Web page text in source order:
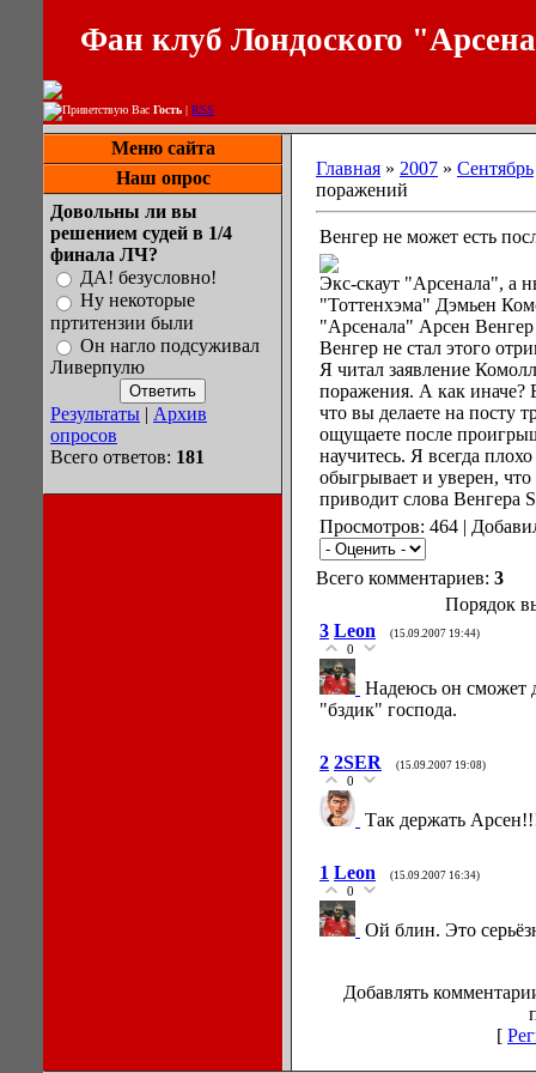
Фан клуб Лондоского
Приветствую Вас Гость | RSS
Меню сайта
Наш опрос
Довольны ли вы
решением судей в 1/4
финала ЛЧ?
ДА! безусловно!
Ну некоторые
пртитензии были
Он нагло подсуживал
Ливерпулю
Результаты | Архив
опросов
Всего ответов: 181
Главная » 2007 » Сентябрь
поражений
Венгер не может есть
Экс-скаут "Арсенала", а
"Тоттенхэма" Дэмьен
"Арсенала" Арсен
Венгер не стал этого
Я читал заявление
поражения. А как иначе?
что вы делаете на посту
ощущаете после
научитесь. Я всегда
обыгрывает и уверен,
приводит слова Венгера
Просмотров: 464 |
Всего комментариев: 3
Порядок
3 Leon (15.09.2007 19:44)
0
Надеюсь он сможет
"бздик" господа.
2 2SER (15.09.2007 19:08)
0
Так держать
1 Leon (15.09.2007 16:34)
0
Ой блин. Это
Добавлять
[